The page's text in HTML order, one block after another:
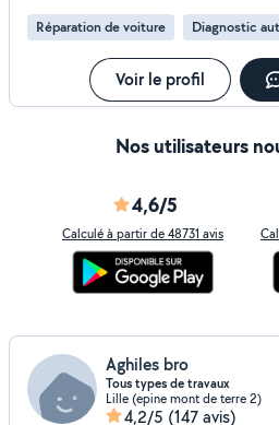
Réparation de voiture Diagnostic
Voir le profil
Nos utilisateurs
4,6/5
Calculé à partir de 48731 avis
Aghiles bro
Tous types de travaux
Lille (epine mont de terre 2)
4,2/5 (147 avis)